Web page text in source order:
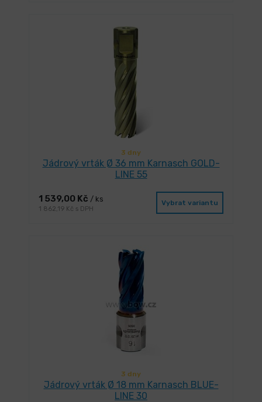
3 dny
Jádrový vrták Ø 36 mm Karnasch GOLD-
LINE 55
1 539,00 Kč / ks
1 862,19 Kč s DPH
Vybrat variantu
3 dny
Jádrový vrták Ø 18 mm Karnasch BLUE-
LINE 30